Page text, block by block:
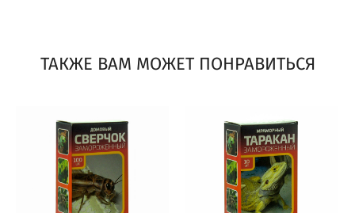
ТАКЖЕ ВАМ МОЖЕТ ПОНРАВИТЬСЯ